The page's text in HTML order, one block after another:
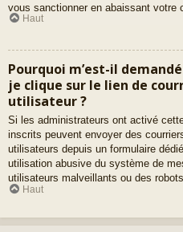
vous sanctionner en abaissant votre
Haut
Pourquoi m’est-il
je clique sur le lien de
utilisateur ?
Si les administrateurs ont activé
inscrits peuvent envoyer des
utilisateurs depuis un formulaire
utilisation abusive du système de
utilisateurs malveillants ou des
Haut